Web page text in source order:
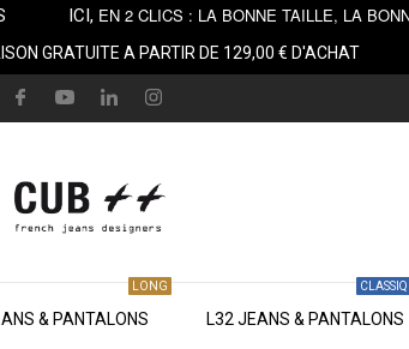
ICI, EN 2 CLICS : LA BONNE TAILLE, LA
GRATUITE A PARTIR DE 129,00 € D'ACHAT
& PANTALONS
LONG
L32 JEANS & PANTALONS